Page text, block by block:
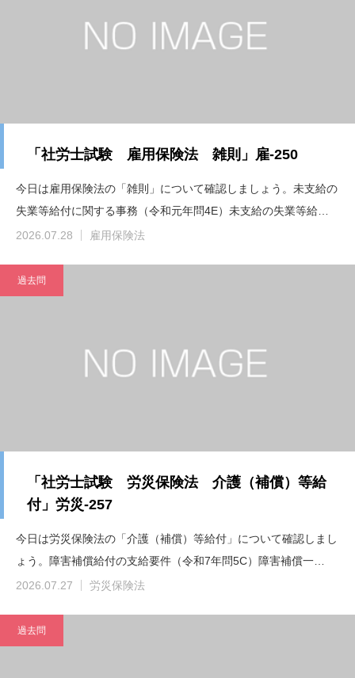
「社労士試験 雇用保険法 雑則」雇-250
今日は雇用保険法の「雑則」について確認しましょう。未支給の
失業等給付に関する事務（令和元年問4E）未支給の失業等給…
2026.07.28
雇用保険法
過去問
「社労士試験 労災保険法 介護（補償）等給
付」労災-257
今日は労災保険法の「介護（補償）等給付」について確認しまし
ょう。障害補償給付の支給要件（令和7年問5C）障害補償一…
2026.07.27
労災保険法
過去問